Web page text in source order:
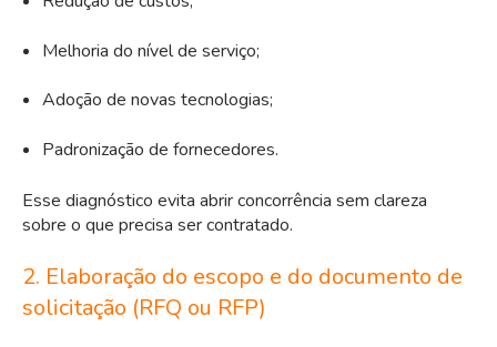
Melhoria do nível de serviço;
Adoção de novas tecnologias;
Padronização de fornecedores.
Esse diagnóstico evita abrir concorrência sem clareza
sobre o que precisa ser contratado.
2. Elaboração do escopo e do documento de
solicitação (RFQ ou RFP)